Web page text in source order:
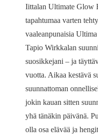
Iittalan Ultimate Glow
tapahtumaa varten
vaaleanpunaisia
Tapio Wirkkalan
suosikkejani – ja
vuotta. Aikaa kestävä
suunnattoman
jokin kauan sitten
yhä tänäkin päivänä.
olla osa elävää ja